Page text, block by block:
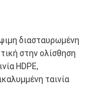
διασταυρωμένη
στην ολίσθηση
HDPE,
ταινία